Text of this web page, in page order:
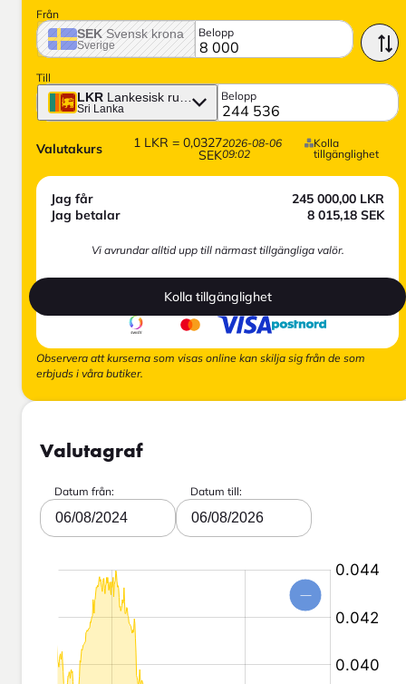
Från
SEK Svensk krona
Sverige
Belopp
Till
LKR Lankesisk rupee
Sri Lanka
Belopp
Valutakurs 1 LKR =0,0327
SEK
2026-08-06
09:02
Kolla
tillgänglighet
Jag får 245 000,00 LKR
Jag betalar
8 015,18 SEK
Vi avrundar alltid upp till närmast tillgängliga valör.
Kolla tillgänglighet
Observera att kurserna som visas online kan skilja sig från de som
erbjuds i våra butiker.
Valutagraf
Datum från:
06/08/2024
Datum till:
06/08/2026